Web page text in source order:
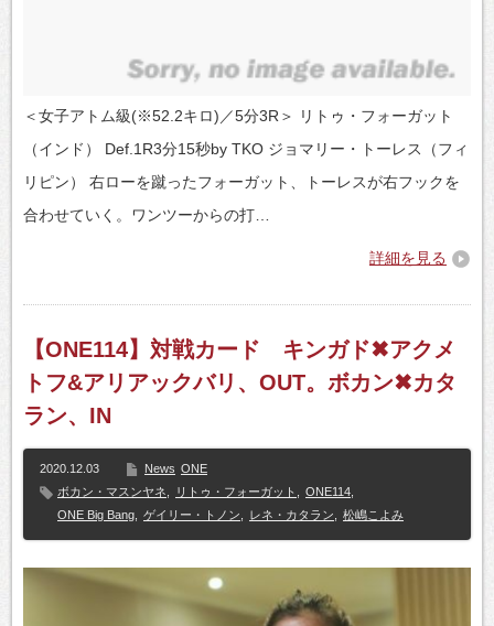
＜女子アトム級(※52.2キロ)／5分3R＞ リトゥ・フォーガット
（インド） Def.1R3分15秒by TKO ジョマリー・トーレス（フィ
リピン） 右ローを蹴ったフォーガット、トーレスが右フックを
合わせていく。ワンツーからの打…
詳細を見る
【ONE114】対戦カード キンガド✖アクメ
トフ&アリアックバリ、OUT。ボカン✖カタ
ラン、IN
2020.12.03 News ONE
ボカン・マスンヤネ
リトゥ・フォーガット ONE114
ONE Big Bang
ゲイリー・トノン レネ・カタラン 松嶋こよみ